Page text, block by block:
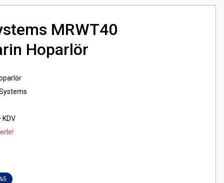
MRWT40
Hoparlör
KDV